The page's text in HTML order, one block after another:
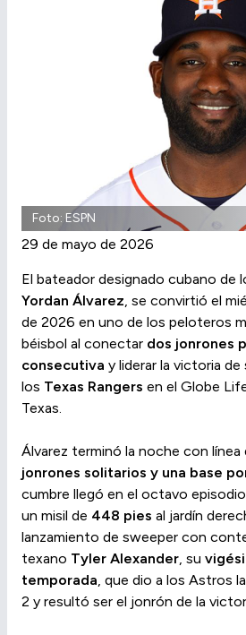
Foto: ESPN
29 de mayo de 2026
El bateador designado cubano de
Yordan Álvarez, se convirtió el
de 2026 en uno de los peloteros
béisbol al conectar dos jonrones
consecutiva y liderar la victoria de
los Texas Rangers en el Globe
Texas.
Álvarez terminó la noche con línea
jonrones solitarios y una base
cumbre llegó en el octavo
un misil de 448 pies al jardín
lanzamiento de sweeper con
texano Tyler Alexander, su
temporada, que dio a los Astros
2 y resultó ser el jonrón de la